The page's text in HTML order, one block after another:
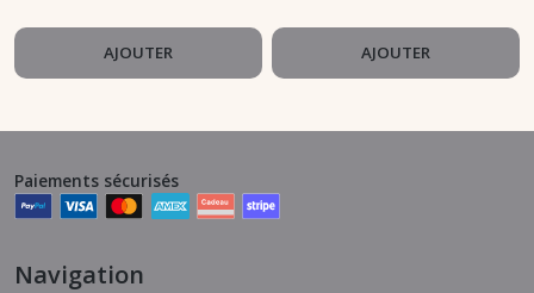
AJOUTER AJOUTER
Paiements sécurisés
Navigation